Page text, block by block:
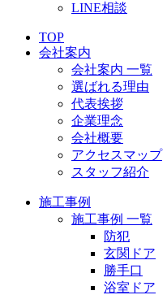
LINE相談
TOP
会社案内
会社案内 一覧
選ばれる理由
代表挨拶
企業理念
会社概要
アクセスマップ
スタッフ紹介
施工事例
施工事例 一覧
防犯
玄関ドア
勝手口
浴室ドア